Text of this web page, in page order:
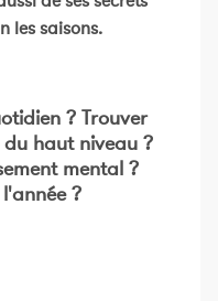
les saisons.
? Trouver
haut niveau ?
mental ?
?